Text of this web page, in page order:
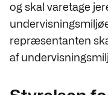
og skal varetage
repræsentanten
af